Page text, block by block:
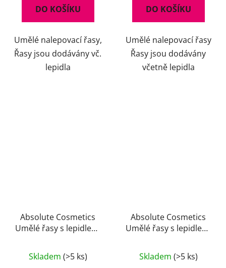
DO KOŠÍKU
Umělé nalepovací řasy,
Řasy jsou dodávány vč.
lepidla
DO KOŠÍKU
Umělé nalepovací řasy
Řasy jsou dodávány
včetně lepidla
Absolute Cosmetics
Umělé řasy s lepidlem,
Skladem (>5 ks)
Absolute Cosmetics
Umělé řasy s lepidlem,
hodnocení
Skladem (>5 ks)